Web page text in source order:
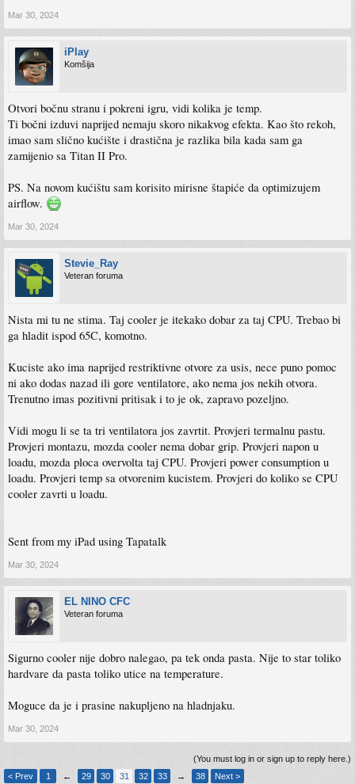
Mar 30, 2024
iPlay
Komšija
Otvori bočnu stranu i pokreni igru, vidi kolika je temp.
Ti bočni izduvi naprijed nemaju skoro nikakvog efekta. Kao što rekoh,
imao sam slično kućište i drastična je razlika bila kada sam ga
zamijenio sa Titan II Pro.
PS. Na novom kućištu sam korisito mirisne štapiće da optimizujem
airflow.
Mar 30, 2024
Stevie_Ray
Veteran foruma
Nista mi tu ne stima. Taj cooler je itekako dobar za taj CPU. Trebao bi
ga hladit ispod 65C, komotno.
Kuciste ako ima naprijed restriktivne otvore za usis, nece puno pomoc
ni ako dodas nazad ili gore ventilatore, ako nema jos nekih otvora.
Trenutno imas pozitivni pritisak i to je ok, zapravo pozeljno.
Vidi mogu li se ta tri ventilatora jos zavrtit. Provjeri termalnu pastu.
Provjeri montazu, mozda cooler nema dobar grip. Provjeri napon u
loadu, mozda ploca overvolta taj CPU. Provjeri power consumption u
loadu. Provjeri temp sa otvorenim kucistem. Provjeri do koliko se CPU
cooler zavrti u loadu.
Sent from my iPad using Tapatalk
Mar 30, 2024
EL NINO CFC
Veteran foruma
Sigurno cooler nije dobro nalegao, pa tek onda pasta. Nije to star toliko
hardvare da pasta toliko utice na temperature.
Moguce da je i prasine nakupljeno na hladnjaku.
Mar 30, 2024
(You must log in or sign up to reply here.)
< Prev
1 ← 29 30 31 32 33 → 38 Next >